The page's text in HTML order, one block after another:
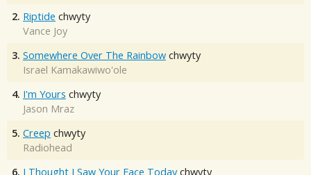
2. Riptide chwyty
Vance Joy
3. Somewhere Over The Rainbow chwyty
Israel Kamakawiwo'ole
4. I'm Yours chwyty
Jason Mraz
5. Creep chwyty
Radiohead
6. I Thought I Saw Your Face Today chwyty